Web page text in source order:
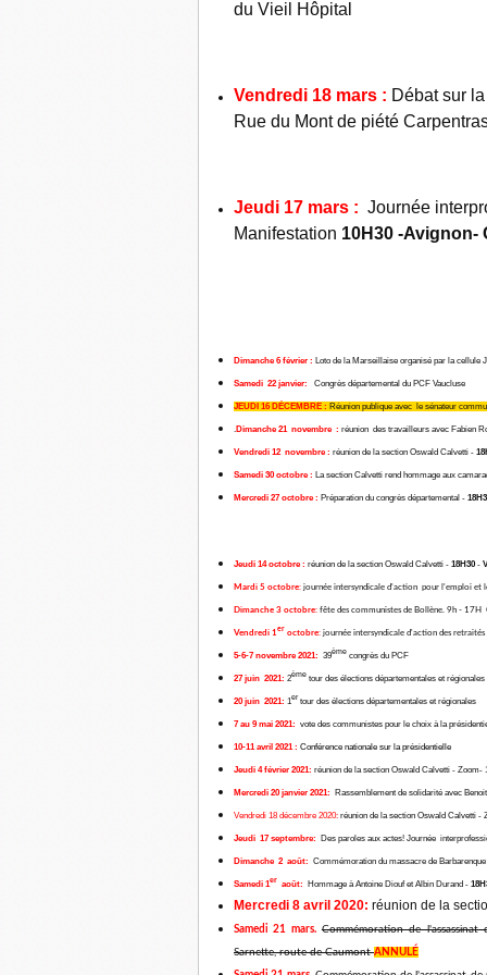
du Vieil Hôpital
Vendredi 18 mars : Débat sur
Rue du Mont de piété
Jeudi 17 mars : Journée
Manifestation 10H30 -Avignon-
Dimanche 6 février : Loto de la Marseillaise organisé par la cellule
Samedi 22 janvier: Congrès départemental du PCF Vaucluse
JEUDI 16 DÉCEMBRE : Réunion publique avec le sénateur
.Dimanche 21 novembre : réunion des travailleurs avec Fabien
Vendredi 12 novembre : réunion de la section Oswald Calvetti -
Samedi 30 octobre : La section Calvetti rend hommage aux
Mercredi 27 octobre : Préparation du congrès départemental -
Jeudi 14 octobre : réunion de la section Oswald Calvetti - 18H30 -
Mardi 5 octobre: journée intersyndicale d'action pour l'emploi et
Dimanche 3 octobre: fête des communistes de Bollène. 9h - 17H
Vendredi 1er octobre: journée intersyndicale d'action des retraités
5-6-7 novembre 2021: 39ème congrès du PCF
27 juin 2021: 2ème tour des élections départementales et régionales
20 juin 2021: 1er tour des élections départementales et régionales
7 au 9 mai 2021: vote des communistes pour le choix à la
10-11 avril 2021 : Conférence nationale sur la présidentielle
Jeudi 4 février 2021: réunion de la section Oswald Calvetti - Zoom-
Mercredi 20 janvier 2021: Rassemblement de solidarité avec
Vendredi 18 décembre 2020: réunion de la section Oswald Calvetti -
Jeudi 17 septembre: Des paroles aux actes! Journée
Dimanche 2 août: Commémoration du massacre de Barbarenque
Samedi 1er août: Hommage à Antoine Diouf et Albin Durand -
Mercredi 8 avril 2020: réunion de la
Samedi 21 mars. Commémoration de
Sarnette, route de CaumontANNULÉ